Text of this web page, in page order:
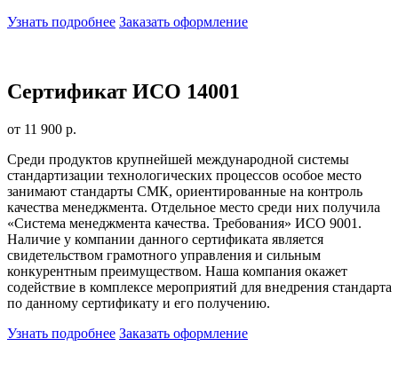
Узнать подробнее Заказать оформление
Сертификат ИСО 14001
от 11 900 р.
Среди продуктов крупнейшей международной системы
стандартизации технологических процессов особое место
занимают стандарты СМК, ориентированные на контроль
качества менеджмента. Отдельное место среди них получила
«Система менеджмента качества. Требования» ИСО 9001.
Наличие у компании данного сертификата является
свидетельством грамотного управления и сильным
конкурентным преимуществом. Наша компания окажет
содействие в комплексе мероприятий для внедрения стандарта
по данному сертификату и его получению.
Узнать подробнее Заказать оформление